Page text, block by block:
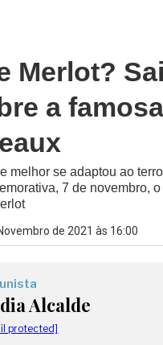
Merlot?
a
melhor se adaptou ao
7 de novembro,
de 2021 às 16:00
Alcalde
protected]